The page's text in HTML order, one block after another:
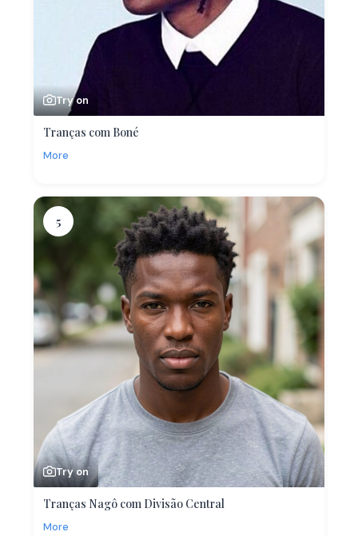
Try on
Tranças com Boné
More
5
Try on
Tranças Nagô com Divisão Central
More